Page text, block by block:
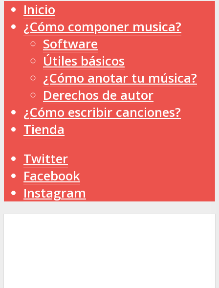
Inicio
¿Cómo componer musica?
Software
Útiles básicos
¿Cómo anotar tu música?
Derechos de autor
¿Cómo escribir canciones?
Tienda
Twitter
Facebook
Instagram